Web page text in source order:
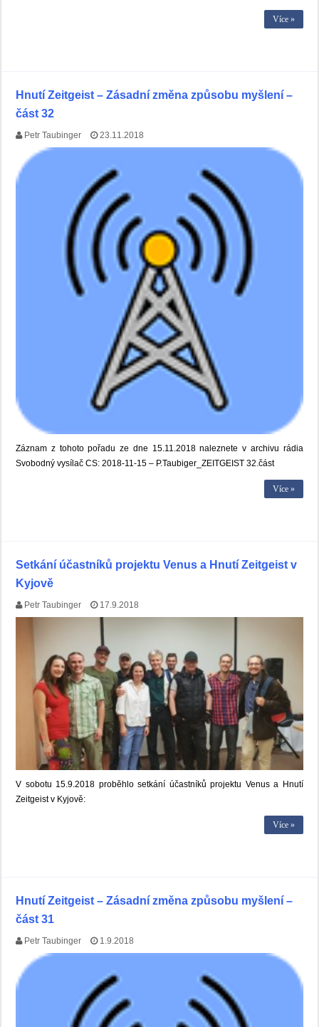
Více »
Hnutí Zeitgeist – Zásadní změna způsobu myšlení –
část 32
Petr Taubinger 23.11.2018
Záznam z tohoto pořadu ze dne 15.11.2018 naleznete v archivu rádia
Svobodný vysílač CS: 2018-11-15 – P.Taubiger_ZEITGEIST 32.část
Více »
Setkání účastníků projektu Venus a Hnutí Zeitgeist v
Kyjově
Petr Taubinger 17.9.2018
V sobotu 15.9.2018 proběhlo setkání účastníků projektu Venus a Hnutí
Zeitgeist v Kyjově:
Více »
Hnutí Zeitgeist – Zásadní změna způsobu myšlení –
část 31
Petr Taubinger 1.9.2018